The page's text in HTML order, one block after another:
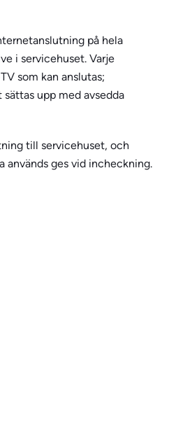
på hela
i servicehuset. Varje
som kan anslutas;
upp med avsedda
till servicehuset, och
används ges vid incheckning.